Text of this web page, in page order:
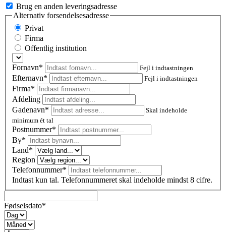
Brug en anden leveringsadresse
Alternativ forsendelsesadresse
Privat
Firma
Offentlig institution
Fornavn* Fejl i indtastningen
Efternavn* Fejl i indtastningen
Firma*
Afdeling
Gadenavn*
Skal indeholde
minimum ét tal
Postnummer*
By*
Land*
Region
Telefonnummer*
Indtast kun tal. Telefonnummeret skal indeholde mindst 8 cifre.
Fødselsdato*